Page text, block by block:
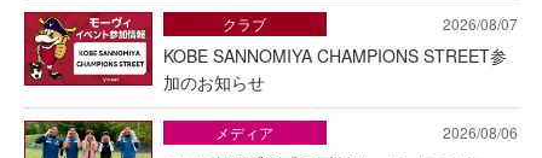
2026/08/07
KOBE SANNOMIYA CHAMPIONS STREET参
加のお知らせ
クラブ
2026/08/06
メディア